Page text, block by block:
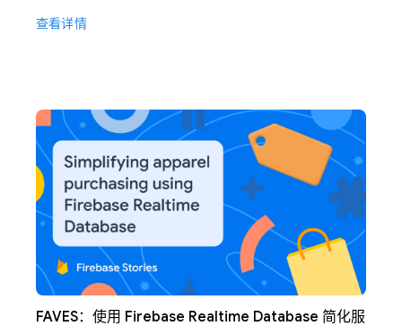
查看详情
FAVES：使用 Firebase Realtime Database 简化服